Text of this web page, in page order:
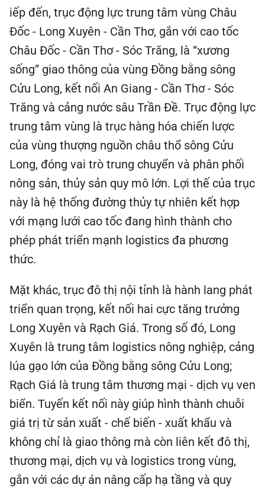
iếp đến, trục động lực trung tâm vùng Châu
Đốc - Long Xuyên - Cần Thơ, gắn với cao tốc
Châu Đốc - Cần Thơ - Sóc Trăng, là “xương
sống” giao thông của vùng Đồng bằng sông
Cửu Long, kết nối An Giang - Cần Thơ - Sóc
Trăng và cảng nước sâu Trần Đề. Trục động lực
trung tâm vùng là trục hàng hóa chiến lược
của vùng thượng nguồn châu thổ sông Cửu
Long, đóng vai trò trung chuyển và phân phối
nông sản, thủy sản quy mô lớn. Lợi thế của trục
này là hệ thống đường thủy tự nhiên kết hợp
với mạng lưới cao tốc đang hình thành cho
phép phát triển mạnh logistics đa phương
thức.
Mặt khác, trục đô thị nội tỉnh là hành lang phát
triển quan trọng, kết nối hai cực tăng trưởng
Long Xuyên và Rạch Giá. Trong số đó, Long
Xuyên là trung tâm logistics nông nghiệp, cảng
lúa gạo lớn của Đồng bằng sông Cửu Long;
Rạch Giá là trung tâm thương mại - dịch vụ ven
biển. Tuyến kết nối này giúp hình thành chuỗi
giá trị từ sản xuất - chế biến - xuất khẩu và
không chỉ là giao thông mà còn liên kết đô thị,
thương mại, dịch vụ và logistics trong vùng,
gắn với các dự án nâng cấp hạ tầng và quy